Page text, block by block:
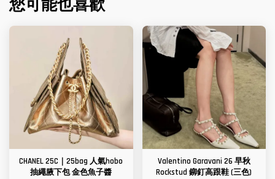
您可能也喜歡
CHANEL 25C｜25bag 人氣hobo
抽繩腋下包 金色魚子醬
Valentino Garavani 26 早秋
Rockstud 鉚釘高跟鞋 (三色)